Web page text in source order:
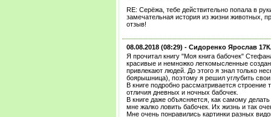
RE: Серёжа, тебе действительно попала в
замечательная история из жизни животных,
отзыв!
08.08.2018 (08:29) - Сидоренко Ярослав
Я прочитал книгу "Моя книга бабочек"
красивые и немножко легкомысленные
привлекают людей. До этого я знал только
боярышница), поэтому я решил углубить свои
В книге подробно рассматривается
отличия дневных и ночных бабочек.
В книге даже объясняется, как самому
мне жалко ловить бабочек. Их жизнь и так
Мне очень понравились картинки разных